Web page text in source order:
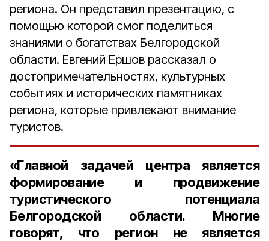
региона. Он представил презентацию, с
помощью которой смог поделиться
знаниями о богатствах Белгородской
области. Евгений Ершов рассказал о
достопримечательностях, культурных
событиях и исторических памятниках
региона, которые привлекают внимание
туристов.
«Главной задачей центра является
формирование и продвижение
туристического потенциала
Белгородской области. Многие
говорят, что регион не является